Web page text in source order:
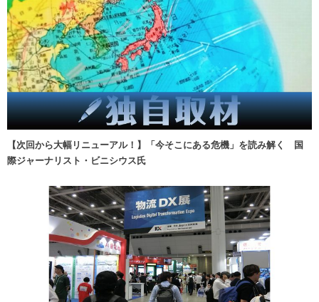
【次回から大幅リニューアル！】「今そこにある危機」を読み解く 国
際ジャーナリスト・ビニシウス氏